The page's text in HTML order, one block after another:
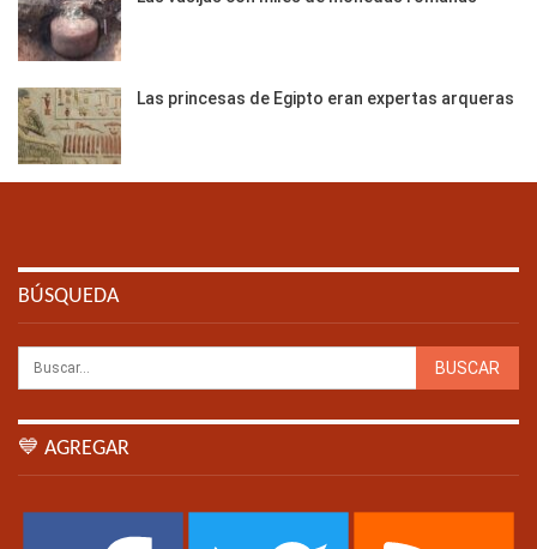
Las princesas de Egipto eran expertas arqueras
BÚSQUEDA
💙 AGREGAR